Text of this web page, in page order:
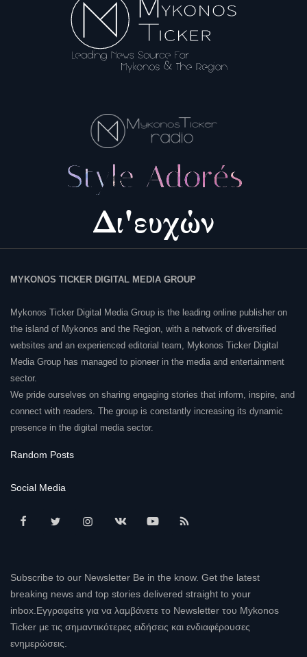
MYKONOS TICKER DIGITAL MEDIA GROUP
Mykonos Ticker Digital Media Group is the leading online publisher on
the island of Mykonos and the Region, with a network of diversified
websites and an experienced editorial team, Mykonos Ticker Digital
Media Group has managed to pioneer in the media and entertainment
sector.
We pride ourselves on sharing engaging stories that inform, inspire, and
connect with readers. The group is constantly increasing its dynamic
presence in the digital media sector.
Random Posts
Social Media
Subscribe to our Newsletter Be in the know. Get the latest
breaking news and top stories delivered straight to your
inbox.Εγγραφείτε για να λαμβάνετε το Newsletter του Mykonos
Ticker με τις σημαντικότερες ειδήσεις και ενδιαφέρουσες
ενημερώσεις.